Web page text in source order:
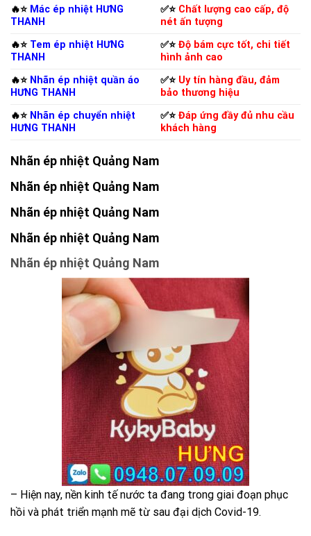
🔥⭐️ Mác ép nhiệt HƯNG
THANH
✅⭐️ Chất lượng cao cấp, độ
nét ấn tượng
🔥⭐️ Tem ép nhiệt HƯNG
THANH
✅⭐️Độ bám cực tốt, chi tiết
hình ảnh cao
🔥⭐️ Nhãn ép nhiệt quần áo
HƯNG THANH
✅⭐️ Uy tín hàng đầu, đảm
bảo thương hiệu
🔥⭐️ Nhãn ép chuyển nhiệt
HƯNG THANH
✅⭐️Đáp ứng đầy đủ nhu cầu
khách hàng
Nhãn ép nhiệt Quảng Nam
Nhãn ép nhiệt Quảng Nam
Nhãn ép nhiệt Quảng Nam
Nhãn ép nhiệt Quảng Nam
Nhãn ép nhiệt Quảng Nam
– Hiện nay, nền kinh tế nước ta đang trong giai đoạn phục
hồi và phát triển mạnh mẽ từ sau đại dịch Covid-19.